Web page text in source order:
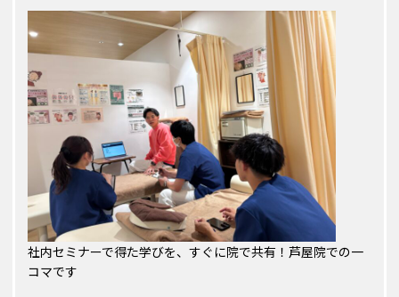
社内セミナーで得た学びを、すぐに院で共有！芦屋院での一
コマです